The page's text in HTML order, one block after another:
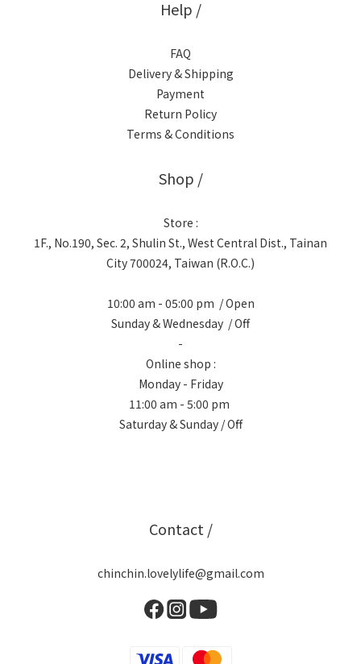
Help /
FAQ
Delivery & Shipping
Payment
Return Policy
Terms & Conditions
Shop /
Store :
1F., No.190, Sec. 2, Shulin St., West Central Dist., Tainan
City 700024, Taiwan (R.O.C.)
10:00 am - 05:00 pm / Open
Sunday & Wednesday / Off
-
Online shop :
Monday - Friday
11:00 am - 5:00 pm
Saturday & Sunday / Off
Contact /
chinchin.lovelylife@gmail.com